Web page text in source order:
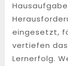
eingesetzt,
vertiefen
Lernerfolg.